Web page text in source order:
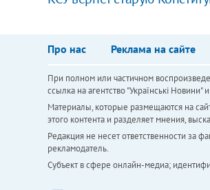
Про нас Реклама на сайте
При полном или частичном
ссылка на агентство "Українськi
Материалы, которые размещаются на
этого контента и разделяет мнения,
Редакция не несет ответственности за
рекламодатель.
Субъект в сфере онлайн-медиа;